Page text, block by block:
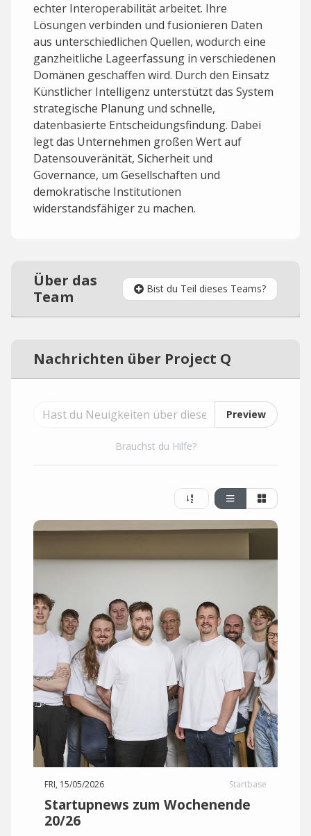
echter Interoperabilität arbeitet. Ihre
Lösungen verbinden und fusionieren Daten
aus unterschiedlichen Quellen, wodurch eine
ganzheitliche Lageerfassung in verschiedenen
Domänen geschaffen wird. Durch den Einsatz
Künstlicher Intelligenz unterstützt das System
strategische Planung und schnelle,
datenbasierte Entscheidungsfindung. Dabei
legt das Unternehmen großen Wert auf
Datensouveränität, Sicherheit und
Governance, um Gesellschaften und
demokratische Institutionen
widerstandsfähiger zu machen.
Über das
Team
Bist du Teil dieses Teams?
Nachrichten über Project Q
Preview
Brauchst du Hilfe?
FRI, 15/05/2026 Startbase
Startupnews zum Wochenende
20/26